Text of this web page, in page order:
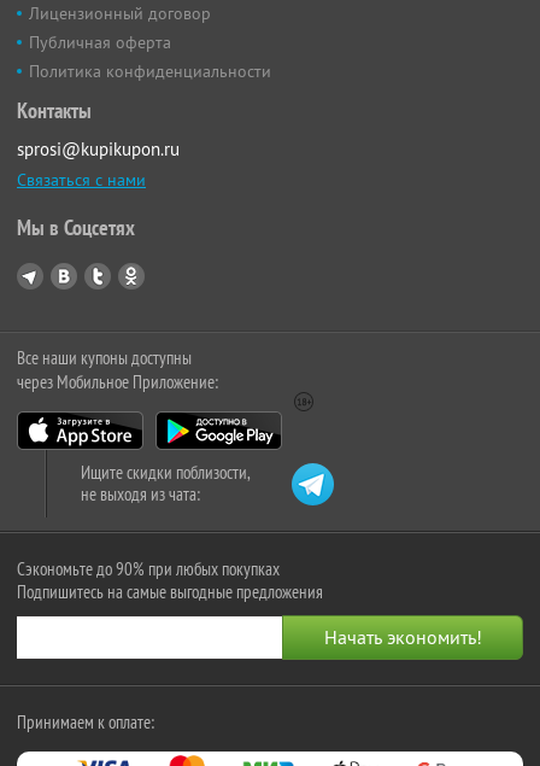
Лицензионный договор
Публичная оферта
Политика конфиденциальности
Контакты
sprosi@kupikupon.ru
Связаться с нами
Мы в Соцсетях
Все наши купоны доступны
через Мобильное Приложение:
Ищите скидки поблизости,
не выходя из чата:
Сэкономьте до 90% при любых покупках
Подпишитесь на самые выгодные предложения
Принимаем к оплате: